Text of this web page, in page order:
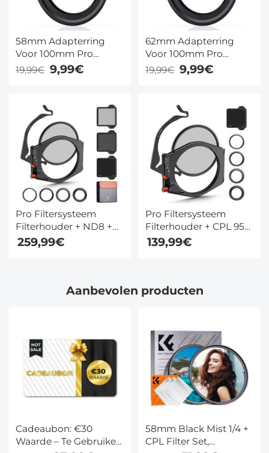
58mm Adapterring
Voor 100mm Pro
Vierkant Filtersysteem
19,99€ 9,99€
62mm Adapterring
Voor 100mm Pro
Vierkant Filtersysteem
19,99€ 9,99€
Pro Filtersysteem
Filterhouder + ND8 +
ND64 + ND1000 +CPL
259,99€
Pro Filtersysteem
Filterhouder + CPL 95
mm+ Square ND1000
139,99€
Aanbevolen producten
Cadeaubon: €30
Waarde – Te Gebruiken
58mm Black Mist 1/4 +
CPL Filter Set,